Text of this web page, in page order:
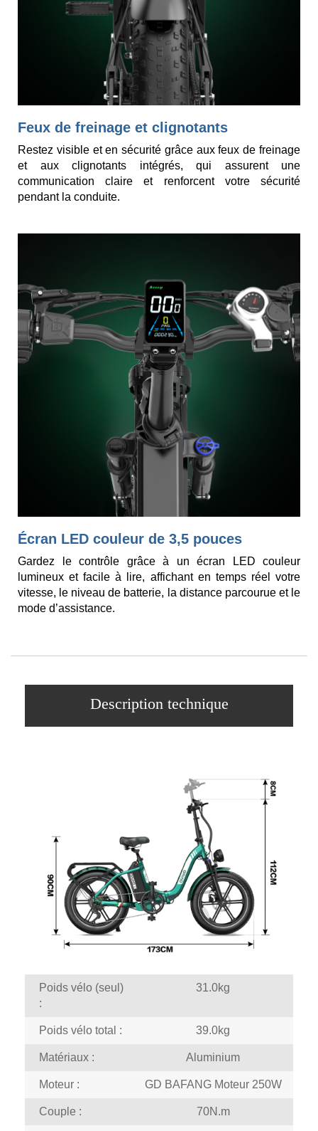
Feux de freinage et clignotants
Restez visible et en sécurité grâce aux feux de freinage
et aux clignotants intégrés, qui assurent une
communication claire et renforcent votre sécurité
pendant la conduite.
Écran LED couleur de 3,5 pouces
Gardez le contrôle grâce à un écran LED couleur
lumineux et facile à lire, affichant en temps réel votre
vitesse, le niveau de batterie, la distance parcourue et le
mode d’assistance.
Description technique
Poids vélo (seul)
:
31.0kg
Poids vélo total : 39.0kg
Matériaux : Aluminium
Moteur : GD BAFANG Moteur 250W
Couple : 70N.m